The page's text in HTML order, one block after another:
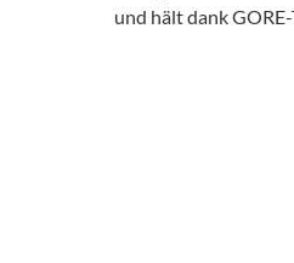
und hält dank